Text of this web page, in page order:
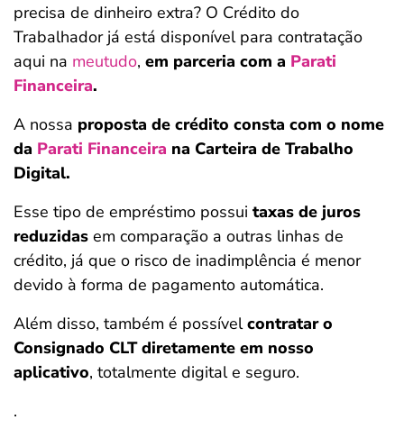
precisa de dinheiro extra? O Crédito do
Trabalhador já está disponível para contratação
aqui na meutudo, em parceria com a Parati
Financeira.
A nossa proposta de crédito consta com o nome
da Parati Financeira na Carteira de Trabalho
Digital.
Esse tipo de empréstimo possui taxas de juros
reduzidas em comparação a outras linhas de
crédito, já que o risco de inadimplência é menor
devido à forma de pagamento automática.
Além disso, também é possívelcontratar o
Consignado CLT diretamente em nosso
aplicativo, totalmente digital e seguro.
.